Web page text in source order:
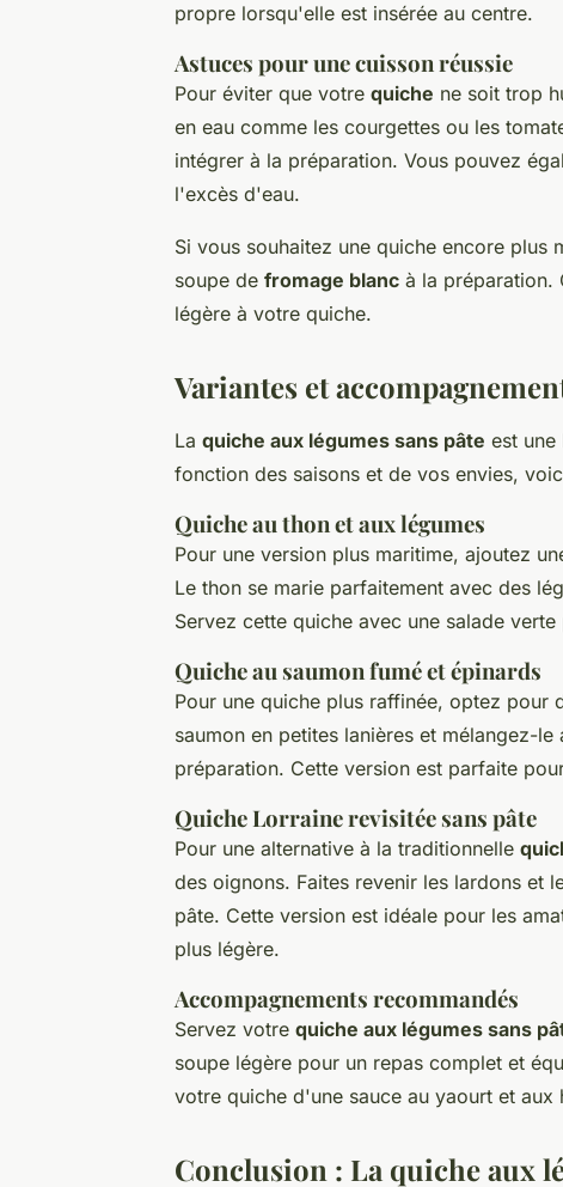
propre lorsqu'elle est insérée au centre.
Astuces pour une cuisson réussie
Pour éviter que votre quiche ne soit trop
en eau comme les courgettes ou les
intégrer à la préparation. Vous pouvez
l'excès d'eau.
Si vous souhaitez une quiche encore plus
soupe de fromage blanc à la préparation.
légère à votre quiche.
Variantes et
La quiche aux légumes sans pâte est une
fonction des saisons et de vos envies,
Quiche au thon et aux légumes
Pour une version plus maritime, ajoutez
Le thon se marie parfaitement avec des
Servez cette quiche avec une salade
Quiche au saumon fumé et épinards
Pour une quiche plus raffinée, optez pour
saumon en petites lanières et mélangez-
préparation. Cette version est parfaite
Quiche Lorraine revisitée sans pâte
Pour une alternative à la traditionnelle
des oignons. Faites revenir les lardons et
pâte. Cette version est idéale pour les
plus légère.
Accompagnements recommandés
Servez votre quiche aux légumes sans
soupe légère pour un repas complet et
votre quiche d'une sauce au yaourt et
Conclusion : La quiche aux